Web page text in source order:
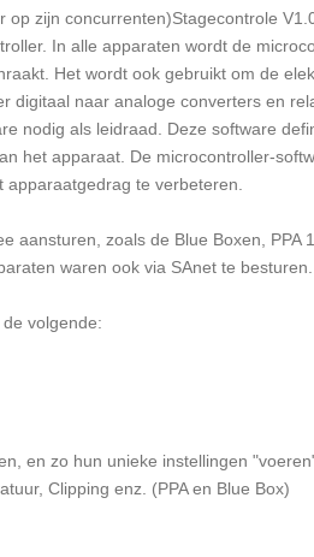
zijn concurrenten)Stagecontrole
In alle apparaten wordt de
Het wordt ook gebruikt om de
digitaal naar analoge converters en
nodig als leidraad. Deze software
het apparaat. De microcontroller-
apparaatgedrag te verbeteren.
aansturen, zoals de Blue Boxen, PPA
waren ook via SAnet te besturen.
volgende:
en zo hun unieke instellingen
Clipping enz. (PPA en Blue Box)